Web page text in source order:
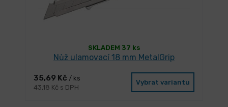
SKLADEM 37 ks
Nůž ulamovací 18 mm MetalGrip
35,69 Kč / ks
43,18 Kč s DPH
Vybrat variantu